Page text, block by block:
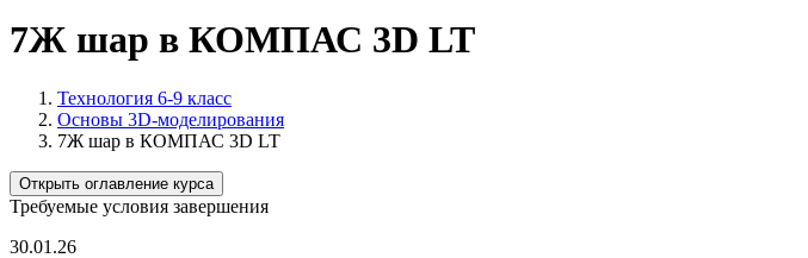
7Ж шар в КОМПАС 3D LT
Технология 6-9 класс
Основы 3D-моделирования
7Ж шар в КОМПАС 3D LT
Открыть оглавление курса
Требуемые условия завершения
30.01.26